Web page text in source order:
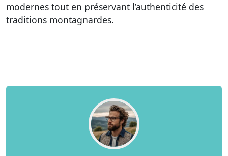
modernes tout en préservant l’authenticité des
traditions montagnardes.